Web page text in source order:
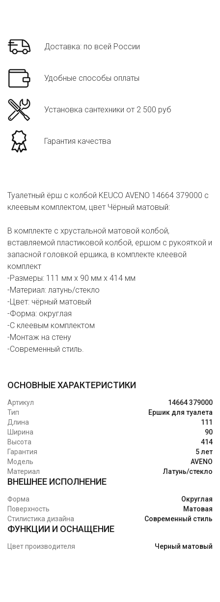
Доставка: по всей России
Удобные способы оплаты
Установка сантехники от 2 500 руб
Гарантия качества
Туалетный ёрш с колбой KEUCO AVENO 14664 379000 с
клеевым комплектом, цвет Чёрный матовый:
В комплекте с хрустальной матовой колбой,
вставляемой пластиковой колбой, ершом с рукояткой и
запасной головкой ершика, в комплекте клеевой
комплект
-Размеры: 111 мм х 90 мм х 414 мм
-Материал: латунь/стекло
-Цвет: чёрный матовый
-Форма: округлая
-С клеевым комплектом
-Монтаж на стену
-Современный стиль.
ОСНОВНЫЕ ХАРАКТЕРИСТИКИ
Артикул
14664 379000
Тип
Ершик для туалета
Длина
111
Ширина
90
Высота
414
Гарантия
5 лет
Модель
AVENO
Материал
Латунь/стекло
ВНЕШНЕЕ ИСПОЛНЕНИЕ
Форма
Округлая
Поверхность
Матовая
Стилистика дизайна
Современный стиль
ФУНКЦИИ И ОСНАЩЕНИЕ
Цвет производителя Черный матовый